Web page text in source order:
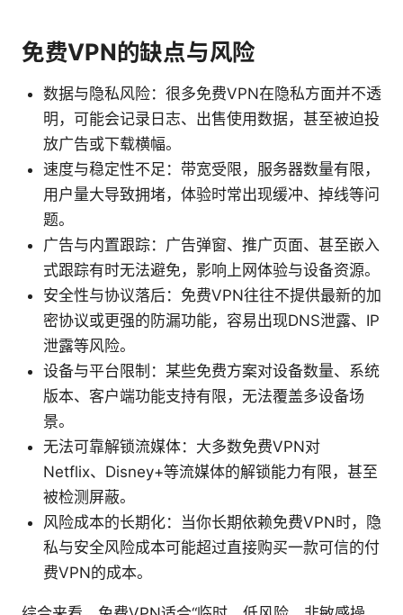
免费VPN的缺点与风险
数据与隐私风险：很多免费VPN在隐私方面并不透
明，可能会记录日志、出售使用数据，甚至被迫投
放广告或下载横幅。
速度与稳定性不足：带宽受限，服务器数量有限，
用户量大导致拥堵，体验时常出现缓冲、掉线等问
题。
广告与内置跟踪：广告弹窗、推广页面、甚至嵌入
式跟踪有时无法避免，影响上网体验与设备资源。
安全性与协议落后：免费VPN往往不提供最新的加
密协议或更强的防漏功能，容易出现DNS泄露、IP
泄露等风险。
设备与平台限制：某些免费方案对设备数量、系统
版本、客户端功能支持有限，无法覆盖多设备场
景。
无法可靠解锁流媒体：大多数免费VPN对
Netflix、Disney+等流媒体的解锁能力有限，甚至
被检测屏蔽。
风险成本的长期化：当你长期依赖免费VPN时，隐
私与安全风险成本可能超过直接购买一款可信的付
费VPN的成本。